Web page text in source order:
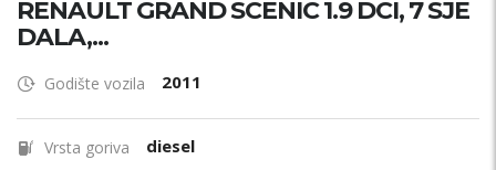
RENAULT GRAND SCENIC 1.9 DCI, 7 SJE
DALA,...
Godište vozila 2011
Vrsta goriva diesel